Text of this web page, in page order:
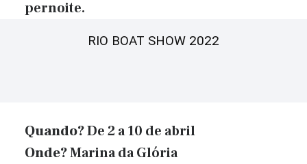
pernoite.
RIO BOAT SHOW 2022
Quando?De 2 a 10 de abril
Onde?Marina da Glória